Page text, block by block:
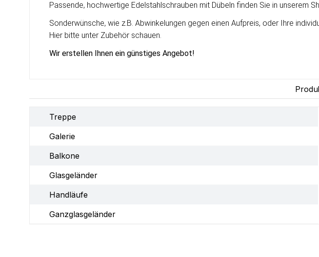
Passende, hochwertige Edelstahlschrauben mit Dübeln finden Sie in unserem
Sonderwünsche, wie z.B. Abwinkelungen gegen einen Aufpreis, oder Ihre
Hier bitte unter Zubehör schauen.
Wir erstellen Ihnen ein günstiges Angebot!
Treppe
Galerie
Balkone
Glasgeländer
Handläufe
Ganzglasgeländer